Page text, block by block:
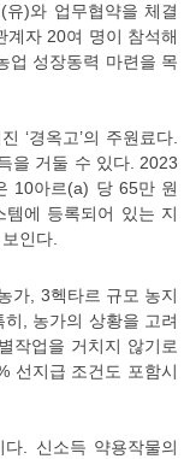
)와 업무협약을 체결
계자 20여 명이 참석해
성장동력 마련을 목
‘경옥고’의 주원료다.
을 거둘 수 있다. 2023
10아르(a) 당 65만 원
템에 등록되어 있는 지
인다.
가, 3헥타르 규모 농지
, 농가의 상황을 고려
작업을 거치지 않기로
선지급 조건도 포함시
. 신소득 약용작물의